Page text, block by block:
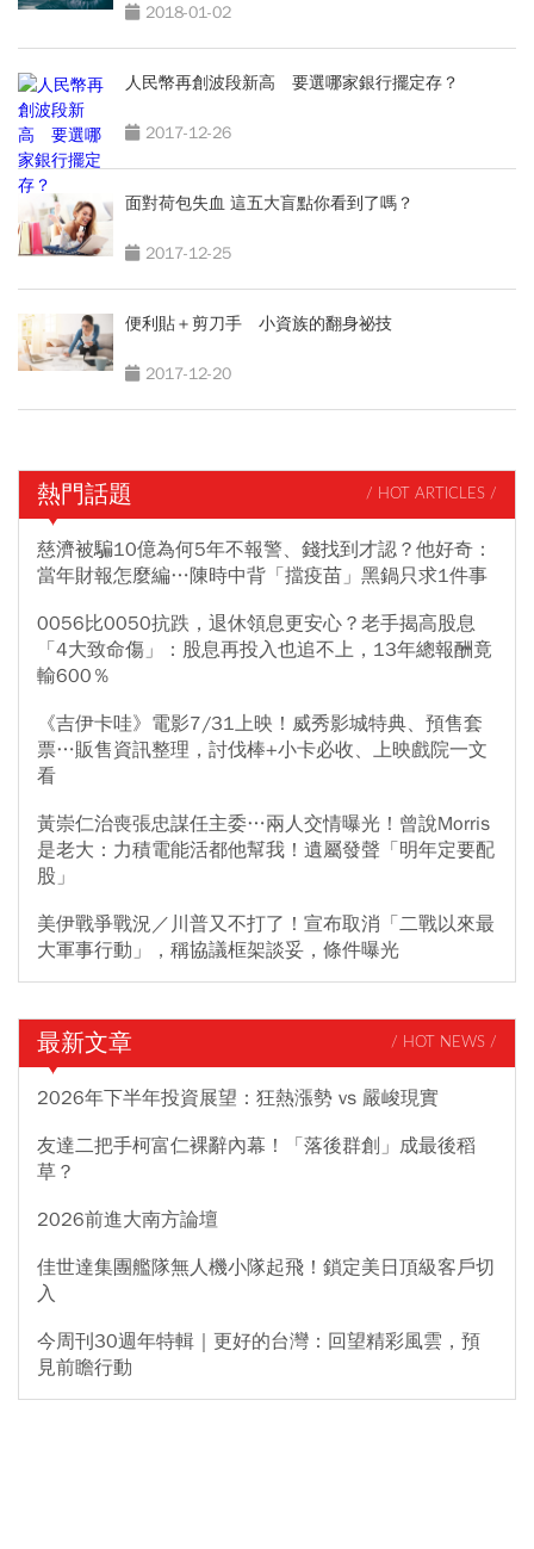
2018-01-02
人民幣再創波段新高 要選哪家銀行擺定存？
2017-12-26
面對荷包失血 這五大盲點你看到了嗎？
2017-12-25
便利貼＋剪刀手 小資族的翻身祕技
2017-12-20
熱門話題 / HOT ARTICLES /
慈濟被騙10億為何5年不報警、錢找到才認？他好奇：
當年財報怎麼編…陳時中背「擋疫苗」黑鍋只求1件事
0056比0050抗跌，退休領息更安心？老手揭高股息
「4大致命傷」：股息再投入也追不上，13年總報酬竟
輸600％
《吉伊卡哇》電影7/31上映！威秀影城特典、預售套
票…販售資訊整理，討伐棒+小卡必收、上映戲院一文
看
黃崇仁治喪張忠謀任主委…兩人交情曝光！曾說Morris
是老大：力積電能活都他幫我！遺屬發聲「明年定要配
股」
美伊戰爭戰況／川普又不打了！宣布取消「二戰以來最
大軍事行動」，稱協議框架談妥，條件曝光
最新文章 / HOT NEWS /
2026年下半年投資展望：狂熱漲勢 vs 嚴峻現實
友達二把手柯富仁裸辭內幕！「落後群創」成最後稻
草？
2026前進大南方論壇
佳世達集團艦隊無人機小隊起飛！鎖定美日頂級客戶切
入
今周刊30週年特輯｜更好的台灣：回望精彩風雲，預
見前瞻行動